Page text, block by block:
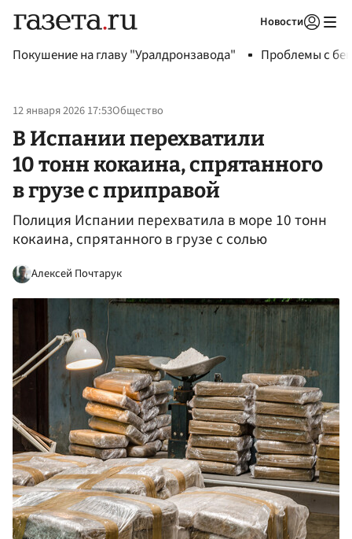
Новости
Покушение на главу "Уралдронзавода" Проблемы с
12 января 2026 17:53Общество
В Испании перехватили
10 тонн кокаина, спрятанного
в грузе с приправой
Полиция Испании перехватила в море 10 тонн
кокаина, спрятанного в грузе с солью
Алексей Почтарук